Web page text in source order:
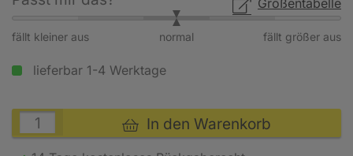
Größentabelle
fällt kleiner aus fällt größer aus
normal
lieferbar 1-4 Werktage
In den Warenkorb